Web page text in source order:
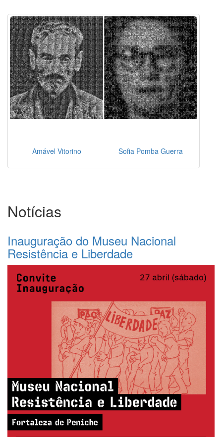
Amável Vitorino Sofia Pomba Guerra
Notícias
Inauguração do Museu Nacional
Resistência e Liberdade